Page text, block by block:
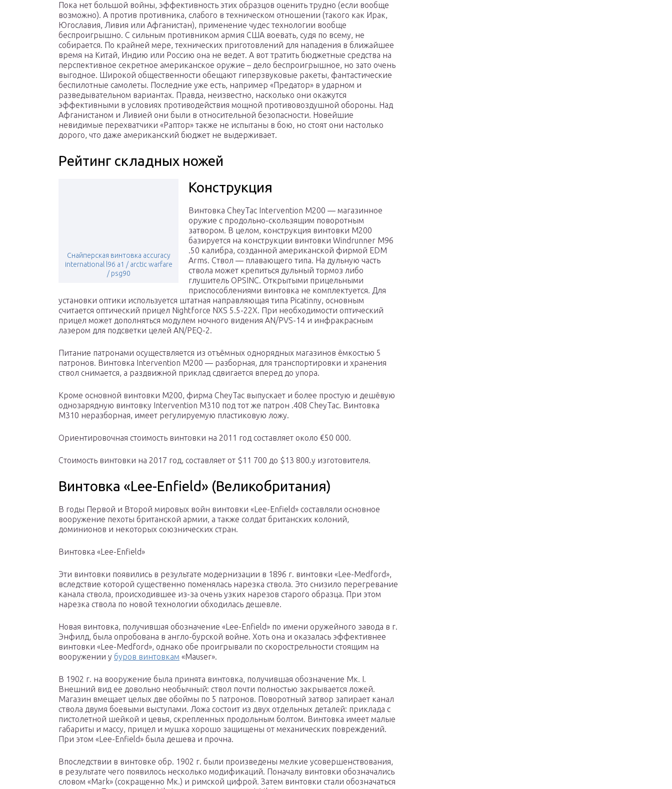
Пока нет большой войны, эффективность этих образцов оценить трудно (если вообще
возможно). А против противника, слабого в техническом отношении (такого как Ирак,
Югославия, Ливия или Афганистан), применение чудес технологии вообще
беспроигрышно. С сильным противником армия США воевать, судя по всему, не
собирается. По крайней мере, технических приготовлений для нападения в ближайшее
время на Китай, Индию или Россию она не ведет. А вот тратить бюджетные средства на
перспективное секретное американское оружие – дело беспроигрышное, но зато очень
выгодное. Широкой общественности обещают гиперзвуковые ракеты, фантастические
беспилотные самолеты. Последние уже есть, например «Предатор» в ударном и
разведывательном вариантах. Правда, неизвестно, насколько они окажутся
эффективными в условиях противодействия мощной противовоздушной обороны. Над
Афганистаном и Ливией они были в относительной безопасности. Новейшие
невидимые перехватчики «Раптор» также не испытаны в бою, но стоят они настолько
дорого, что даже американский бюджет не выдерживает.
Рейтинг складных ножей
Снайперская винтовка accuracy
international l96 a1 / arctic warfare
/ psg90
Конструкция
Винтовка CheyTac Intervention M200 — магазинное
оружие с продольно-скользящим поворотным
затвором. В целом, конструкция винтовки М200
базируется на конструкции винтовки Windrunner M96
.50 калибра, созданной американской фирмой EDM
Arms. Ствол — плавающего типа. На дульную часть
ствола может крепиться дульный тормоз либо
глушитель OPSINC. Открытыми прицельными
приспособлениями винтовка не комплектуется. Для
установки оптики используется штатная направляющая типа Picatinny, основным
считается оптический прицел Nightforce NXS 5.5-22X. При необходимости оптический
прицел может дополняться модулем ночного видения AN/PVS-14 и инфракрасным
лазером для подсветки целей AN/PEQ-2.
Питание патронами осуществляется из отъёмных однорядных магазинов ёмкостью 5
патронов. Винтовка Intervention M200 — разборная, для транспортировки и хранения
ствол снимается, а раздвижной приклад сдвигается вперед до упора.
Кроме основной винтовки М200, фирма CheyTac выпускает и более простую и дешёвую
однозарядную винтовку Intervention M310 под тот же патрон .408 CheyTac. Винтовка
М310 неразборная, имеет регулируемую пластиковую ложу.
Ориентировочная стоимость винтовки на 2011 год составляет около €50 000.
Cтоимость винтовки на 2017 год, составляет от $11 700 до $13 800.у изготовителя.
Винтовка «Lee-Enfield» (Великобритания)
В годы Первой и Второй мировых войн винтовки «Lee-Enfield» составляли основное
вооружение пехоты британской армии, а также солдат британских колоний,
доминионов и некоторых союзнических стран.
Винтовка «Lee-Enfield»
Эти винтовки появились в результате модернизации в 1896 г. винтовки «Lee-Medford»,
вследствие которой существенно поменялась нарезка ствола. Это снизило перегревание
канала ствола, происходившее из-за очень узких нарезов старого образца. При этом
нарезка ствола по новой технологии обходилась дешевле.
Новая винтовка, получившая обозначение «Lee-Enfield» по имени оружейного завода в г.
Энфилд, была опробована в англо-бурской войне. Хоть она и оказалась эффективнее
винтовки «Lee-Medford», однако обе проигрывали по скорострельности стоящим на
вооружении у буров винтовкам «Mauser».
В 1902 г. на вооружение была принята винтовка, получившая обозначение Мк. I.
Внешний вид ее довольно необычный: ствол почти полностью закрывается ложей.
Магазин вмещает целых две обоймы по 5 патронов. Поворотный затвор запирает канал
ствола двумя боевыми выступами. Ложа состоит из двух отдельных деталей: приклада с
пистолетной шейкой и цевья, скрепленных продольным болтом. Винтовка имеет малые
габариты и массу, прицел и мушка хорошо защищены от механических повреждений.
При этом «Lee-Enfield» была дешева и прочна.
Впоследствии в винтовке обр. 1902 г. были произведены мелкие усовершенствования,
в результате чего появилось несколько модификаций. Поначалу винтовки обозначались
словом «Mark» (сокращенно Мк.) и римской цифрой. Затем винтовки стали обозначаться